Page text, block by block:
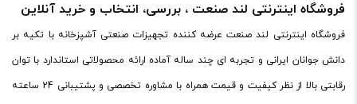
فروشگاه اینترنتی لند صنعت ، بررسی، انتخاب و خرید آنلاین
فروشگاه اینترنتی لند صنعت عرضه کننده تجهیزات صنعتی آشپزخانه با تکیه بر
دانش جوانان ایرانی و تجربه ای چند ساله آماده ارائه محصولاتی استاندارد با توان
رقابتی بالا از نظر کیفیت و قیمت همراه با مشاوره تخصصی و پشتیبانی 24 ساعته